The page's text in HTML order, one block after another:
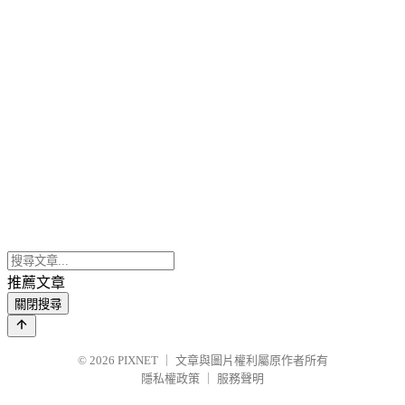
推薦文章
關閉搜尋
© 2026 PIXNET
文章與圖片權利屬原作者所有
隱私權政策
服務聲明